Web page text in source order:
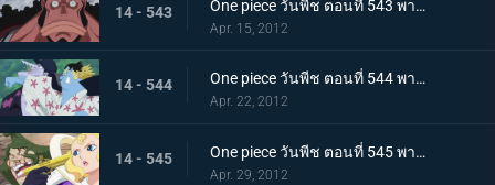
14 - 543 One piece วันพีช ตอนที่ 543 พากย์ไทย จุดจบของวีรบุรษ ความจริงของไทเกอร์ที่น่าตกตะลึง
Apr. 15, 2012
14 - 544 One piece วันพีช ตอนที่ 544 พากย์ไทย กลุ่มโจรสลัดแตกแยก จินเบ ปะทะ อารอง
Apr. 22, 2012
14 - 545 One piece วันพีช ตอนที่ 545 พากย์ไทย เกาะมนุษย์เงือกสั่นไหว! มังกรฟ้าขึ้นเทียบฝั่ง
Apr. 29, 2012